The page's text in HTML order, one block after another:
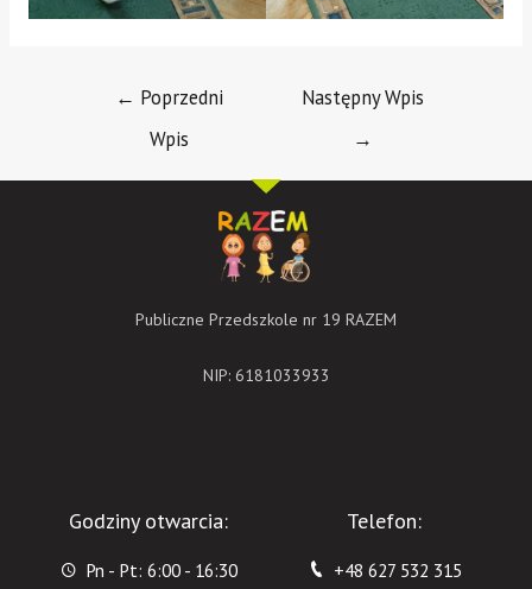
← Poprzedni
Wpis
Następny Wpis
→
Publiczne Przedszkole nr 19 RAZEM
NIP: 6181033933
Godziny otwarcia:
Pn - Pt: 6:00 - 16:30
Telefon:
+48 627 532 315